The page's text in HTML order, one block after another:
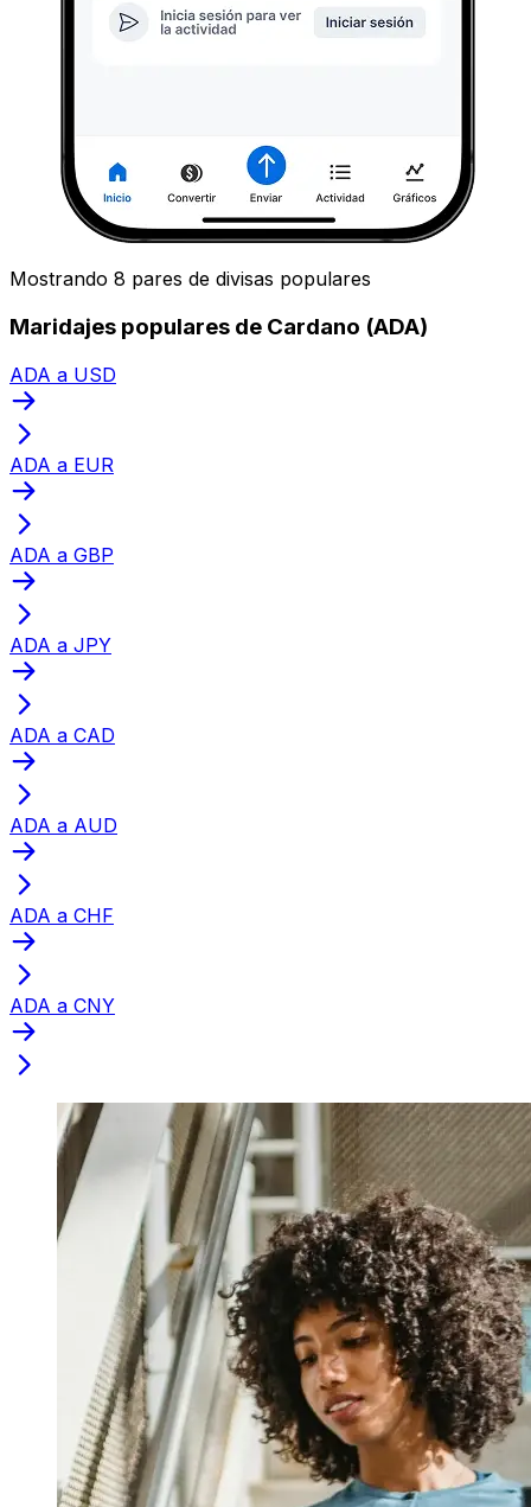
Mostrando 8 pares de divisas populares
Maridajes populares de Cardano (ADA)
ADA a USD
ADA a EUR
ADA a GBP
ADA a JPY
ADA a CAD
ADA a AUD
ADA a CHF
ADA a CNY